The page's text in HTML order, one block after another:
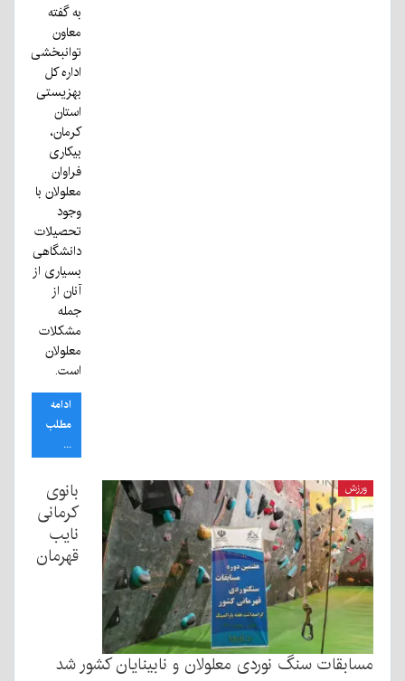
به گفته
معاون
توانبخشی
اداره کل
بهزیستی
استان
کرمان،
بیکاری
فراوان
معلولان با
وجود
تحصیلات
دانشگاهی
بسیاری از
آنان از
جمله
مشکلات
معلولان
است.
ادامه
مطلب
...
ورزش
بانوی
کرمانی
نایب
قهرمان
مسابقات سنگ نوردی معلولان و نابینایان کشور شد